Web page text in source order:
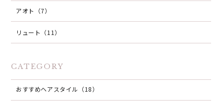
アオト（7）
リュート（11）
CATEGORY
おすすめヘアスタイル（18）